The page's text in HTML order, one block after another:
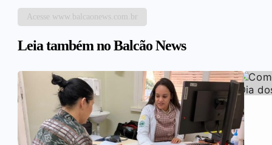
Acesse www.balcaonews.com.br
Leia também no Balcão News